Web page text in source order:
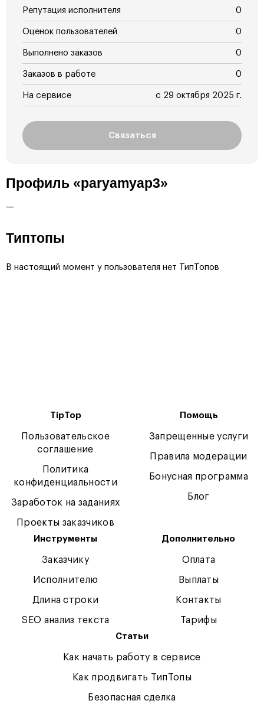
Репутация исполнителя 0
Оценок пользователей 0
Выполнено заказов 0
Заказов в работе 0
На сервисе с 29 октября 2025 г.
Связаться
Профиль «paryamyap3»
—
Типтопы
В настоящий момент у пользователя нет ТипТопов
TipTop
Пользовательское
соглашение
Политика
конфиденциальности
Заработок на заданиях
Проекты заказчиков
Помощь
Запрещенные услуги
Правила модерации
Бонусная программа
Блог
Инструменты
Заказчику
Исполнителю
Длина строки
SEO анализ текста
Дополнительно
Оплата
Выплаты
Контакты
Тарифы
Статьи
Как начать работу в сервисе
Как продвигать ТипТопы
Безопасная сделка